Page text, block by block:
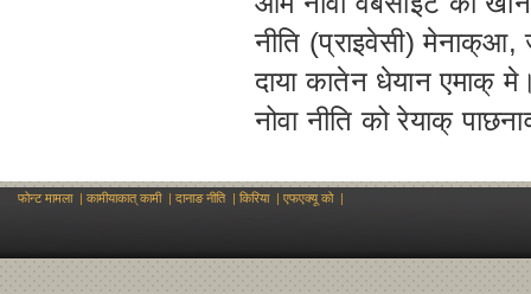
नीति (प्राइवेसी)
दाया कातेन धेयान एमाक्
नोवा नीति को रेयाक्
फोन्ट मामला| कामीयाकात् कामी| दानाङ नीति| किरिया| एफएक्यू को|